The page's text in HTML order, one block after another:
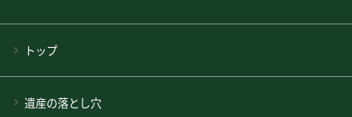
トップ
遺産の落とし穴